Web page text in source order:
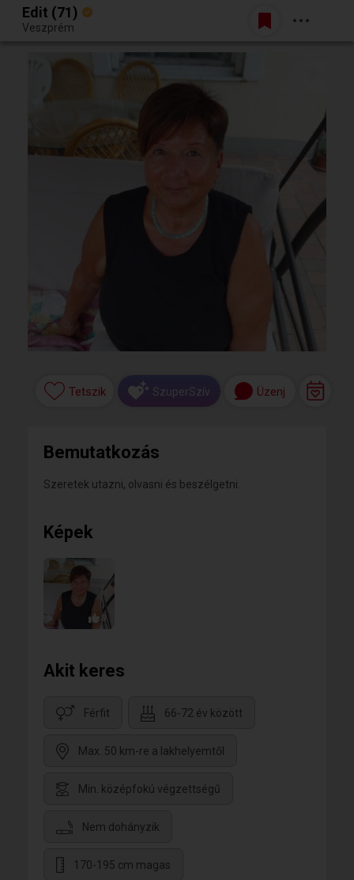
Egy jó randiból bármi lehet.
Belépés
Edit (71)
Veszprém
Tetszik SzuperSzív Üzenj
Bemutatkozás
Szeretek utazni, olvasni és beszélgetni.
Képek
8
Akit keres
Férfit 66-72 év között
Max. 50 km-re a lakhelyemtől
Min. középfokú végzettségű
Nem dohányzik
170-195 cm magas